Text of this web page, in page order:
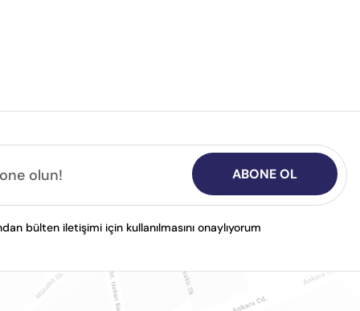
ABONE OL
bülten iletişimi için kullanılmasını onaylıyorum